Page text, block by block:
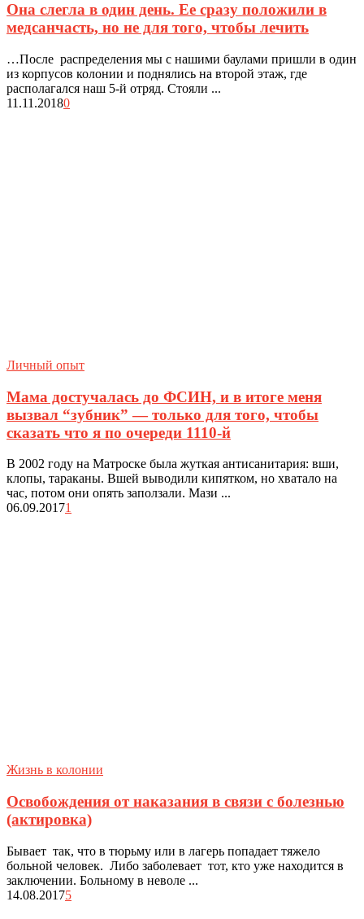
Она слегла в один день. Ее сразу положили в
медсанчасть, но не для того, чтобы лечить
…После распределения мы с нашими баулами пришли в один
из корпусов колонии и поднялись на второй этаж, где
располагался наш 5-й отряд. Стояли ...
11.11.20180
Личный опыт
Мама достучалась до ФСИН, и в итоге меня
вызвал “зубник” — только для того, чтобы
сказать что я по очереди 1110-й
В 2002 году на Матроске была жуткая антисанитария: вши,
клопы, тараканы. Вшей выводили кипятком, но хватало на
час, потом они опять заползали. Мази ...
06.09.20171
Жизнь в колонии
Освобождения от наказания в связи с болезнью
(актировка)
Бывает так, что в тюрьму или в лагерь попадает тяжело
больной человек. Либо заболевает тот, кто уже находится в
заключении. Больному в неволе ...
14.08.20175